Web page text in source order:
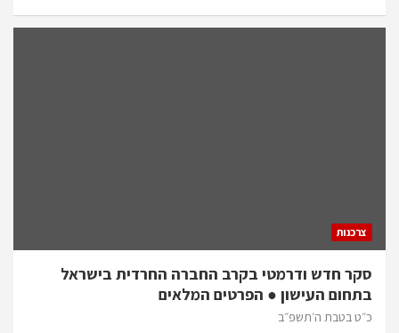
צרכנות
סקר חדש ודרמטי בקרב החברה החרדית בישראל
בתחום העישון ● הפרטים המלאים
כ״ט בטבת ה׳תשפ״ב